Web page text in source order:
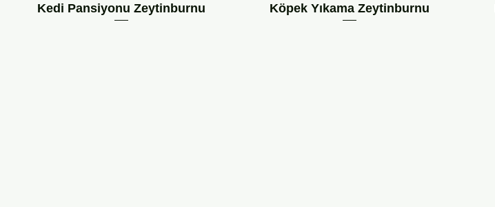
Köpek Yıkama Zeytinburnu
Kedi Pansiyonu Zeytinburnu